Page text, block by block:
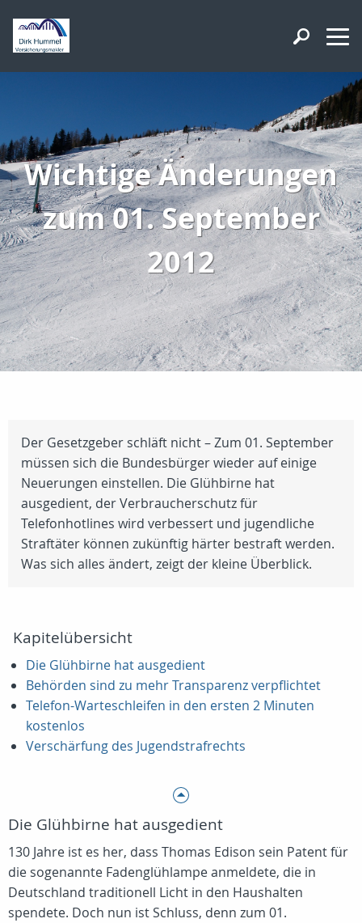
Wichtige Änderungen
zum 01. September
2012
Der Gesetzgeber schläft nicht – Zum 01. September
müssen sich die Bundesbürger wieder auf einige
Neuerungen einstellen. Die Glühbirne hat
ausgedient, der Verbraucherschutz für
Telefonhotlines wird verbessert und jugendliche
Straftäter können zukünftig härter bestraft werden.
Was sich alles ändert, zeigt der kleine Überblick.
Kapitelübersicht
Die Glühbirne hat ausgedient
Behörden sind zu mehr Transparenz verpflichtet
Telefon-Warteschleifen in den ersten 2 Minuten
kostenlos
Verschärfung des Jugendstrafrechts
Die Glühbirne hat ausgedient
130 Jahre ist es her, dass Thomas Edison sein Patent für
die sogenannte Fadenglühlampe anmeldete, die in
Deutschland traditionell Licht in den Haushalten
spendete. Doch nun ist Schluss, denn zum 01.